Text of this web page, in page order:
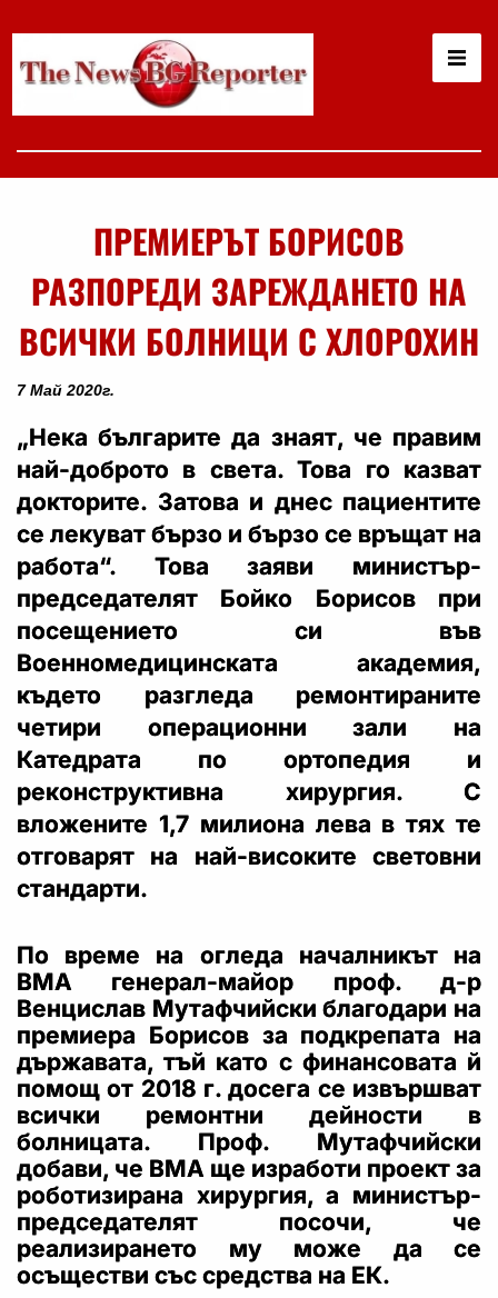
ПРЕМИЕРЪТ БОРИСОВ
РАЗПОРЕДИ ЗАРЕЖДАНЕТО НА
ВСИЧКИ БОЛНИЦИ С ХЛОРОХИН
7 Май 2020г.
„Нека българите да знаят, че правим
най-доброто в света. Това го казват
докторите. Затова и днес пациентите
се лекуват бързо и бързо се връщат на
работа“. Това заяви министър-
председателят Бойко Борисов при
посещението си във
Военномедицинската академия,
където разгледа ремонтираните
четири операционни зали на
Катедрата по ортопедия и
реконструктивна хирургия. С
вложените 1,7 милиона лева в тях те
отговарят на най-високите световни
стандарти.
По време на огледа началникът на
ВМА генерал-майор проф. д-р
Венцислав Мутафчийски благодари на
премиера Борисов за подкрепата на
държавата, тъй като с финансовата й
помощ от 2018 г. досега се извършват
всички ремонтни дейности в
болницата. Проф. Мутафчийски
добави, че ВМА ще изработи проект за
роботизирана хирургия, а министър-
председателят посочи, че
реализирането му може да се
осъществи със средства на ЕК.